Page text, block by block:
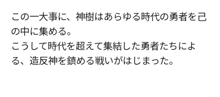
この一大事に、神樹はあらゆる時代の勇者を己
の中に集める。
こうして時代を超えて集結した勇者たちによ
る、造反神を鎮める戦いがはじまった。